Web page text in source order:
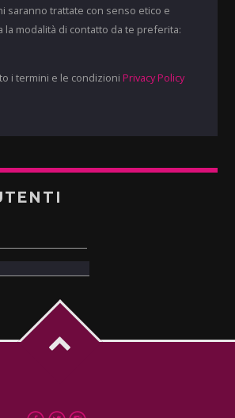
saranno trattate con senso etico e
la modalità di contatto da te preferita:
i termini e le condizioni Privacy Policy